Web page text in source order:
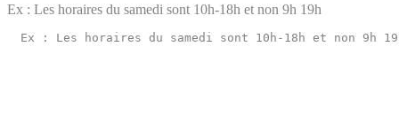
Ex : Les horaires du samedi sont 10h-18h et non 9h 19h